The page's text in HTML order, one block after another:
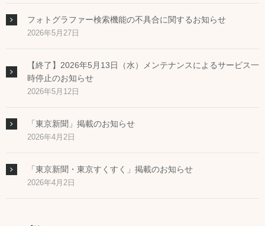
フォトグラファー検索機能の不具合に関するお知らせ
2026年5月27日
【終了】2026年5月13日（水）メンテナンスによるサービス一
時停止のお知らせ
2026年5月12日
「東京新聞」掲載のお知らせ
2026年4月2日
「東京新聞・東京すくすく」掲載のお知らせ
2026年4月2日